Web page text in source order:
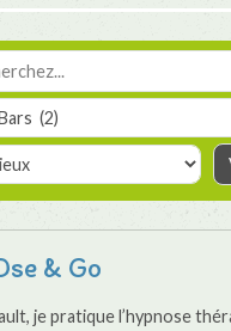
& Go
je pratique l’hypnose